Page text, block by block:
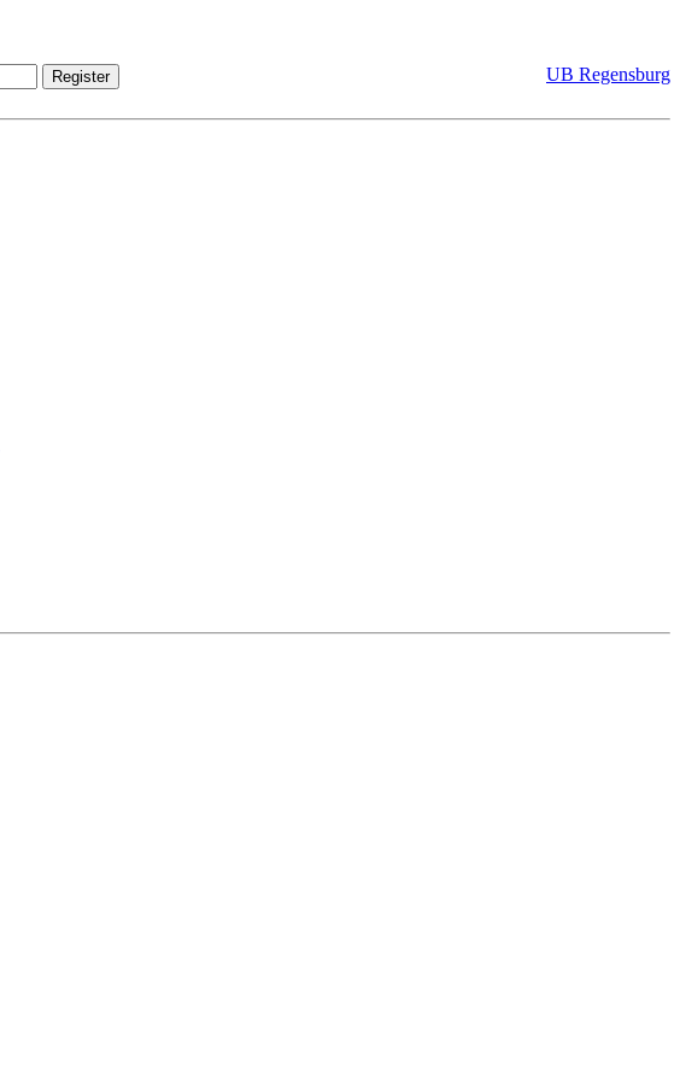
UB Regensburg